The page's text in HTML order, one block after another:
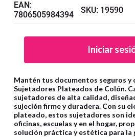
EAN:
7806505984394
SKU: 19590
Iniciar
Mantén tus documentos seguros y
Sujetadores Plateados de Colón.
sujetadores de alta calidad,
sujeción firme y duradera. Con su
plateado, estos sujetadores son
oficinas, escuelas y en el hogar,
solución práctica y estética para la
8.
10